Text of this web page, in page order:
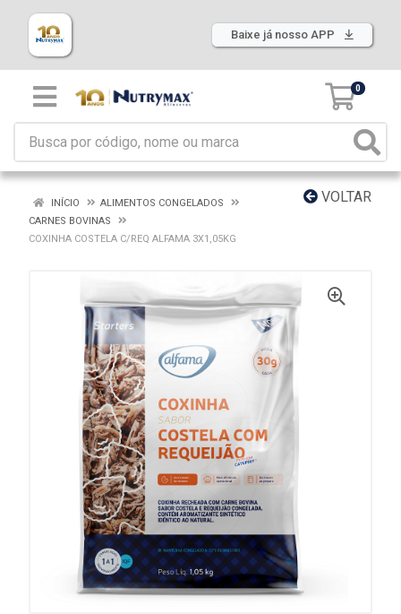
Baixe já nosso APP
0
VOLTAR
INÍCIO
ALIMENTOS CONGELADOS
CARNES BOVINAS
COXINHA COSTELA C/REQ ALFAMA 3X1,05KG